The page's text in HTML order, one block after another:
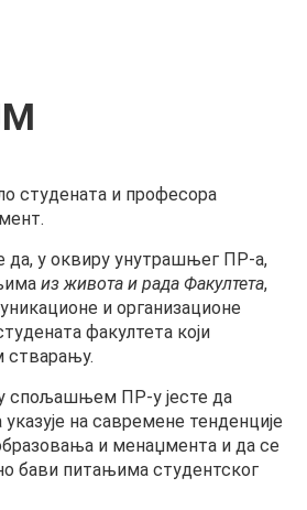
студената и професора
да, у оквиру унутрашњег ПР-а,
из живота и рада Факултета,
и организационе
факултета који
стварању.
спољашњем ПР-у јесте да
на савремене тенденције
и менаџмента и да се
бави питањима студентског